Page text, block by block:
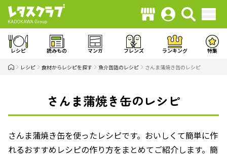
レシピ 読みもの マンガ フレンズ ランキング 特集
レシピ 食材からレシピを探す 魚介缶詰のレシピ さんま蒲焼き缶のレシピ
さんま蒲焼き缶のレシピ
さんま蒲焼き缶を使ったレシピです。おいしくて簡単に作
れるおすすめレシピの作り方をまとめてご紹介します。簡